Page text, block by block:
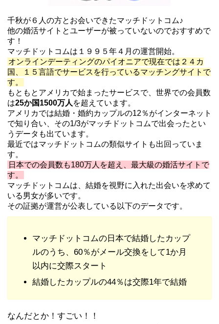
千秋が６人の方とお会いできたマッチドットコム♪
他の婚活サイトとユーザーが被っていないのでおすすめで
す！
マッチドットコムは１９９５年４月の運営開始。
オンラインデーティングのパイオニアで現在では２４カ
国、１５言語でサービスを行っているマッチングサイトで
す。
もともとアメリカで始まったサービスで、世界での会員数
は25か国1500万人 を超えています。
アメリカでは結婚・婚約カップルの12％がインターネット
で知り合い、その1/3がマッチドットコムで出会ったとい
うデータも出ています。
最近ではマッチドットコムの類似サイトも出回っていま
す。
日本での会員数も180万人を超え、最大級の婚活サイトで
す。
マッチドットコムは、結婚を視野に入れた出会いを求めて
いる男女が多いです。
その証拠が運営が公表している以下のデータです。
マッチドットコムの日本で結婚したカップ
ルのうち、60％がメール交換をして1か月
以内に交際スタート
結婚したカップルの44％は交際1年で結婚
なんだとか！すごい！！